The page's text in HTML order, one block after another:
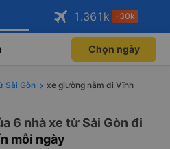
ngay!
viên độc
Mở app
đặt vé máy bay qua
Mở app
1.361 k -30k
Chọn ngày
Sài Gòn
xe giường nằm đi Vĩnh
6 nhà xe từ Sài Gòn đi
mỗi ngày